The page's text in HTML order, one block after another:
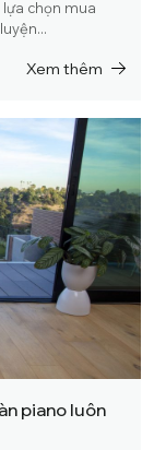
chọn mua
Xem thêm
piano luôn